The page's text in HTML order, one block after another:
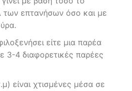
των επτανήσων όσο και με
είτε μια παρέα
3-4 διαφορετικές παρέες
είναι χτισμένες μέσα σε